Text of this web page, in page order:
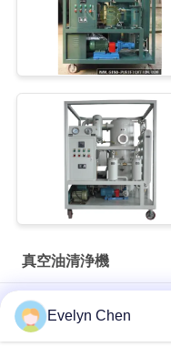
真空油清浄機
二重段階は変圧器の油純
耐火性の隣酸塩エステル
Evelyn Chen